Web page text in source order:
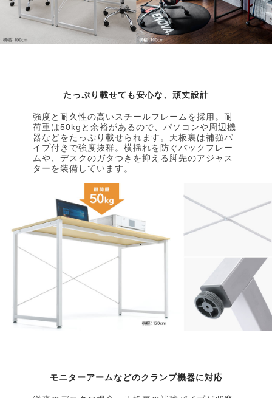
たっぷり載せても安心な、頑丈設計
強度と耐久性の高いスチールフレームを採用。耐
荷重は50kgと余裕があるので、パソコンや周辺機
器などをたっぷり載せられます。天板裏は補強パ
イプ付きで強度抜群。横揺れを防ぐバックフレー
ムや、デスクのガタつきを抑える脚先のアジャス
ターを装備しています。
モニターアームなどのクランプ機器に対応